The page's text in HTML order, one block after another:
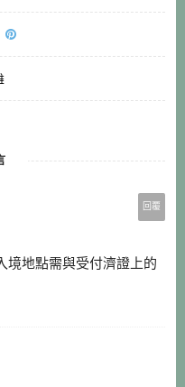
回覆
境地點需與受付濟證上的